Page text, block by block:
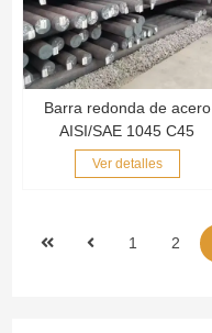
Barra redonda de acero
AISI/SAE 1045 C45
Ver detalles
1 2